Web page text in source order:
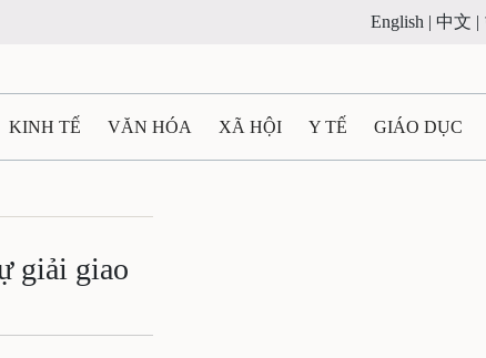
English | 中文 |
KINH TẾ VĂN HÓA XÃ HỘI Y TẾ GIÁO DỤC
THAO THÔNG TIN - QUẢNG CÁO
giải giao